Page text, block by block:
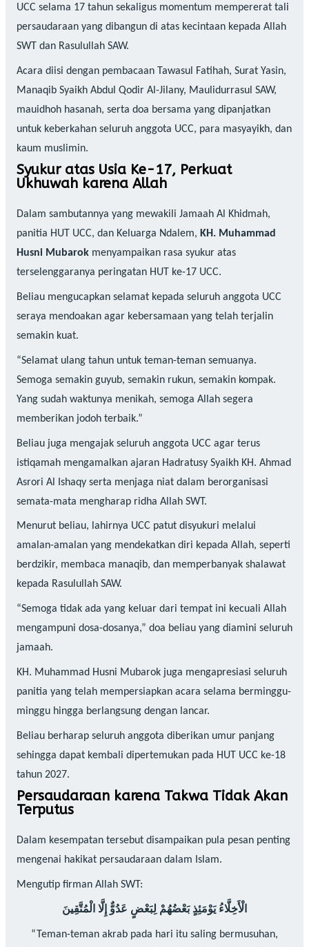
UCC selama 17 tahun sekaligus momentum mempererat tali
persaudaraan yang dibangun di atas kecintaan kepada Allah
SWT dan Rasulullah SAW.
Acara diisi dengan pembacaan Tawasul Fatihah, Surat Yasin,
Manaqib Syaikh Abdul Qodir Al-Jilany, Maulidurrasul SAW,
mauidhoh hasanah, serta doa bersama yang dipanjatkan
untuk keberkahan seluruh anggota UCC, para masyayikh, dan
kaum muslimin.
Syukur atas Usia Ke-17, Perkuat
Ukhuwah karena Allah
Dalam sambutannya yang mewakili Jamaah Al Khidmah,
panitia HUT UCC, dan Keluarga Ndalem, KH. Muhammad
Husni Mubarokmenyampaikan rasa syukur atas
terselenggaranya peringatan HUT ke-17 UCC.
Beliau mengucapkan selamat kepada seluruh anggota UCC
seraya mendoakan agar kebersamaan yang telah terjalin
semakin kuat.
“Selamat ulang tahun untuk teman-teman semuanya.
Semoga semakin guyub, semakin rukun, semakin kompak.
Yang sudah waktunya menikah, semoga Allah segera
memberikan jodoh terbaik.”
Beliau juga mengajak seluruh anggota UCC agar terus
istiqamah mengamalkan ajaran Hadratusy Syaikh KH. Ahmad
Asrori Al Ishaqy serta menjaga niat dalam berorganisasi
semata-mata mengharap ridha Allah SWT.
Menurut beliau, lahirnya UCC patut disyukuri melalui
amalan-amalan yang mendekatkan diri kepada Allah, seperti
berdzikir, membaca manaqib, dan memperbanyak shalawat
kepada Rasulullah SAW.
“Semoga tidak ada yang keluar dari tempat ini kecuali Allah
mengampuni dosa-dosanya,” doa beliau yang diamini seluruh
jamaah.
KH. Muhammad Husni Mubarok juga mengapresiasi seluruh
panitia yang telah mempersiapkan acara selama berminggu-
minggu hingga berlangsung dengan lancar.
Beliau berharap seluruh anggota diberikan umur panjang
sehingga dapat kembali dipertemukan pada HUT UCC ke-18
tahun 2027.
Persaudaraan karena Takwa Tidak Akan
Terputus
Dalam kesempatan tersebut disampaikan pula pesan penting
mengenai hakikat persaudaraan dalam Islam.
Mengutip firman Allah SWT:
الْأَخِلَّاءُ يَوْمَئِذٍ بَعْضُهُمْ لِبَعْضٍ عَدُوٌّ إِلَّا الْمُتَّقِينَ
“Teman-teman akrab pada hari itu saling bermusuhan,